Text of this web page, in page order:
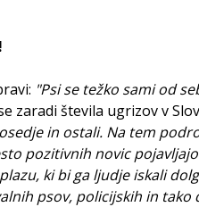
"Psi se težko sami od
zaradi števila ugrizov v
in ostali. Na tem
pozitivnih novic
ki bi ga ljudje iskali
psov, policijskih in tako